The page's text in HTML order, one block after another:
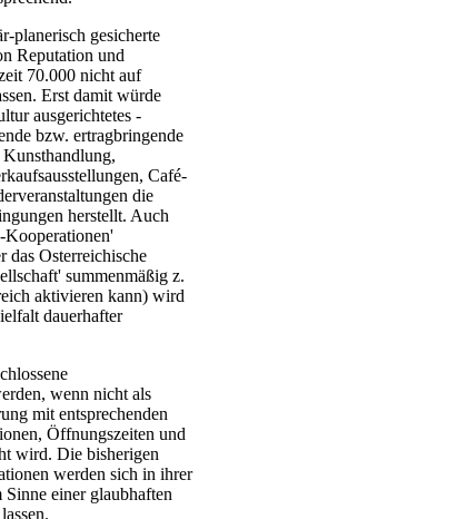
planerisch gesicherte
Reputation und
70.000 nicht auf
Erst damit würde
ausgerichtetes -
bzw. ertragbringende
Café-
die
herstellt. Auch
Kooperationen'
das Osterreichische
summenmäßig z.
aktivieren kann) wird
dauerhafter
wenn nicht als
mit entsprechenden
Öffnungszeiten und
wird. Die bisherigen
werden sich in ihrer
einer glaubhaften